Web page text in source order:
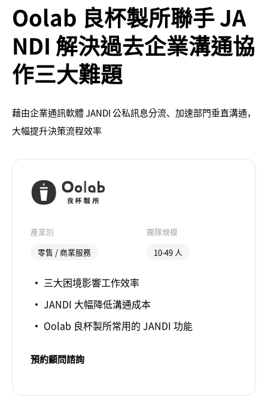
Oolab 良杯製所聯手 JA
NDI 解決過去企業溝通協
作三大難題
藉由企業通訊軟體 JANDI 公私訊息分流、加速部門垂直溝通，
大幅提升決策流程效率
產業別
零售 / 商業服務
團隊規模
10-49 人
三大困境影響工作效率
JANDI 大幅降低溝通成本
Oolab 良杯製所常用的 JANDI 功能
預約顧問諮詢